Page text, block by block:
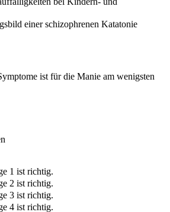
einer schizophrenen Katatonie
ist für die Manie am wenigsten
1 ist richtig.
2 ist richtig.
3 ist richtig.
4 ist richtig.